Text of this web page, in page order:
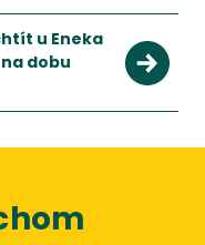
jsou
u Eneka
dobu
budete muset zaplatit